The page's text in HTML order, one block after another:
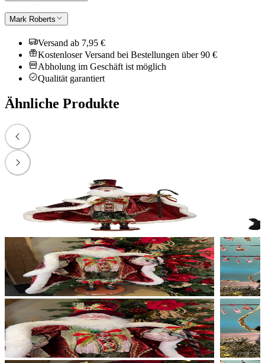
Mark Roberts
Versand ab 7,95 €
Kostenloser Versand bei Bestellungen über 90 €
Abholung im Geschäft ist möglich
Qualität garantiert
Ähnliche Produkte